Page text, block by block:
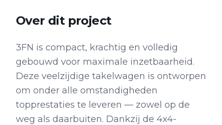
Over dit project
3FN is compact, krachtig en volledig
gebouwd voor maximale inzetbaarheid.
Deze veelzijdige takelwagen is ontworpen
om onder alle omstandigheden
topprestaties te leveren — zowel op de
weg als daarbuiten. Dankzij de 4x4-